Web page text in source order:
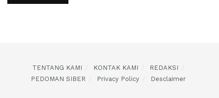
TENTANG KAMI KONTAK KAMI
REDAKSI
PEDOMAN SIBER
Privacy Policy Desclaimer